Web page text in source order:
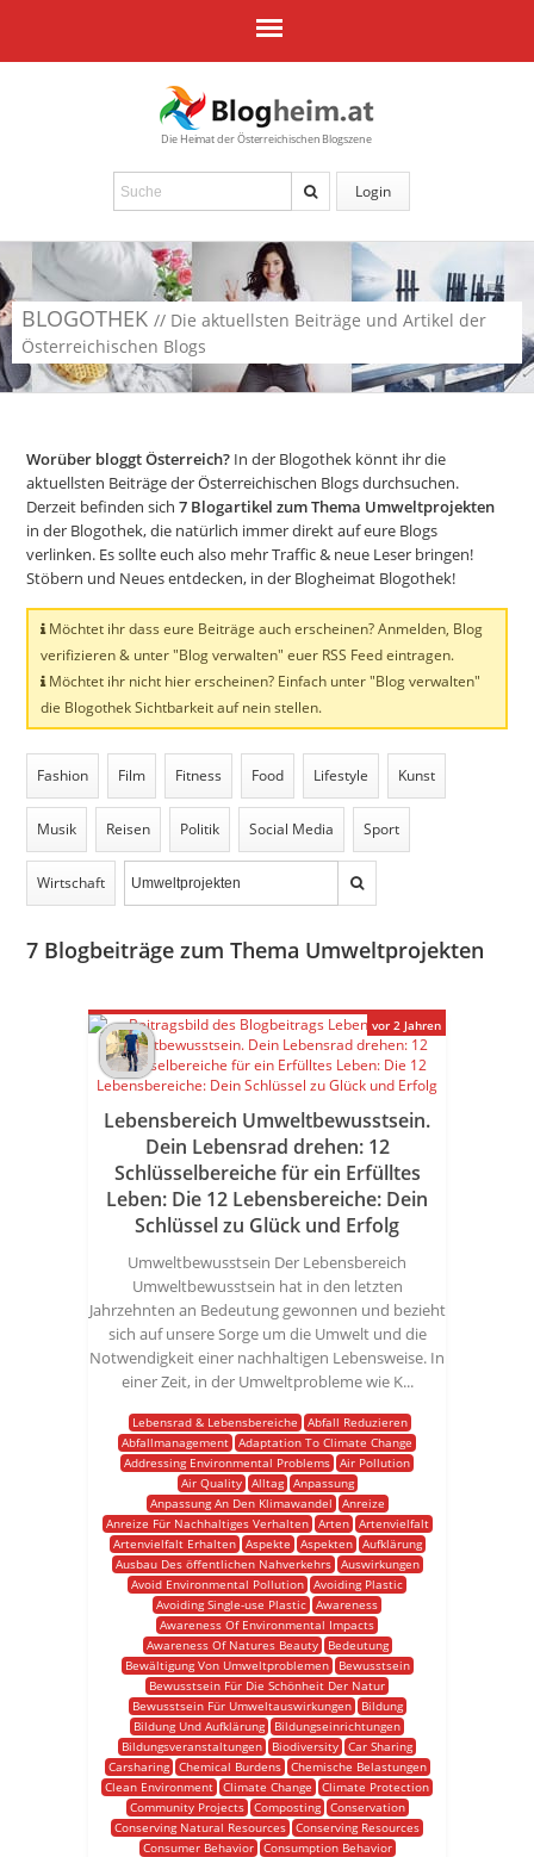
Die Heimat der Österreichischen Blogszene
Login
BLOGOTHEK // Die aktuellsten Beiträge und Artikel der
Österreichischen Blogs
Worüber bloggt Österreich? In der Blogothek könnt ihr die
aktuellsten Beiträge der Österreichischen Blogs durchsuchen.
Derzeit befinden sich7 Blogartikel zum Thema Umweltprojekten
in der Blogothek, die natürlich immer direkt auf eure Blogs
verlinken. Es sollte euch also mehr Traffic & neue Leser bringen!
Stöbern und Neues entdecken, in der Blogheimat Blogothek!
Möchtet ihr dass eure Beiträge auch erscheinen? Anmelden, Blog
verifizieren & unter "Blog verwalten" euer RSS Feed eintragen.
Möchtet ihr nicht hier erscheinen? Einfach unter "Blog verwalten"
die Blogothek Sichtbarkeit auf nein stellen.
Fashion Film Fitness Food Lifestyle Kunst
Musik Reisen Politik Social Media Sport
Wirtschaft
7 Blogbeiträge zum Thema Umweltprojekten
Lebensbereich Umweltbewusstsein.
Dein Lebensrad drehen: 12
Schlüsselbereiche für ein Erfülltes
Leben: Die 12 Lebensbereiche: Dein
Schlüssel zu Glück und Erfolg
Umweltbewusstsein Der Lebensbereich
Umweltbewusstsein hat in den letzten
Jahrzehnten an Bedeutung gewonnen und bezieht
sich auf unsere Sorge um die Umwelt und die
Notwendigkeit einer nachhaltigen Lebensweise. In
einer Zeit, in der Umweltprobleme wie K...
Lebensrad & Lebensbereiche
Abfall Reduzieren
Abfallmanagement Adaptation To Climate Change
Addressing Environmental Problems Air Pollution
Air Quality
Alltag
Anpassung
Anpassung An Den Klimawandel
Anreize
Anreize Für Nachhaltiges Verhalten
Arten
Artenvielfalt
Artenvielfalt Erhalten
Aspekte Aspekten
Aufklärung
Ausbau Des öffentlichen Nahverkehrs
Auswirkungen
Avoid Environmental Pollution Avoiding Plastic
Avoiding Single-use Plastic Awareness
Awareness Of Environmental Impacts
Awareness Of Natures Beauty
Bedeutung
Bewältigung Von Umweltproblemen
Bewusstsein
Bewusstsein Für Die Schönheit Der Natur
Bewusstsein Für Umweltauswirkungen
Bildung
Bildung Und Aufklärung
Bildungseinrichtungen
Bildungsveranstaltungen
Biodiversity Car Sharing
Carsharing
Chemical Burdens
Chemische Belastungen
Clean Environment Climate Change
Climate Protection
Community Projects
Composting
Conservation
Conserving Natural Resources Conserving Resources
Consumer Behavior
Consumption Behavior
vor 2 Jahren